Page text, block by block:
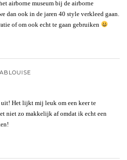
airborne museum bij de airborne
dan ook in de jaren 40 style verkleed gaan.
of om ook echt te gaan gebruiken
Het lijkt mij leuk om een keer te
niet zo makkelijk af omdat ik echt een